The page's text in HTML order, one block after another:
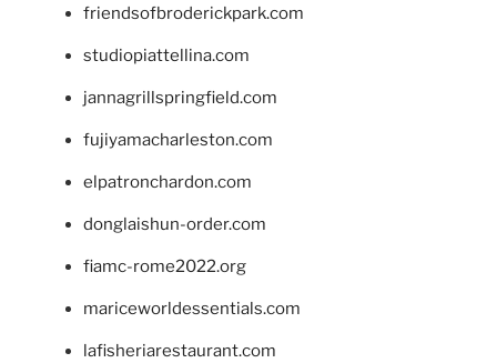
friendsofbroderickpark.com
studiopiattellina.com
jannagrillspringfield.com
fujiyamacharleston.com
elpatronchardon.com
donglaishun-order.com
fiamc-rome2022.org
mariceworldessentials.com
lafisheriarestaurant.com